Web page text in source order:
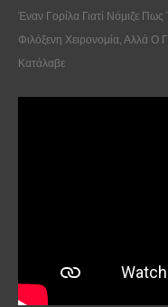
Έναν Γορίλα Γιατί Νόμιζε Πως
Φιλόξενη Χειρονομία, Αλλά Ο
Κατάλαβε